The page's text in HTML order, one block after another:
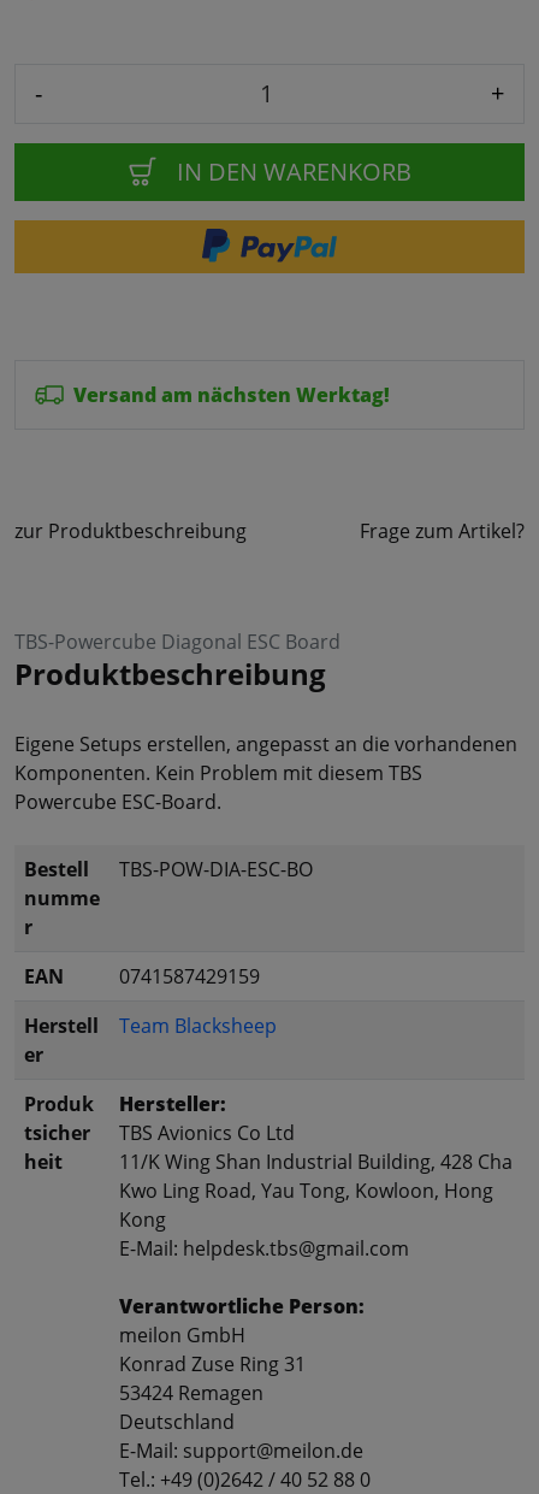
- +
IN DEN WARENKORB
Versand am nächsten Werktag!
zur Produktbeschreibung Frage zum Artikel?
TBS-Powercube Diagonal ESC Board
Produktbeschreibung
Eigene Setups erstellen, angepasst an die vorhandenen
Komponenten. Kein Problem mit diesem TBS
Powercube ESC-Board.
Bestell
numme
r
TBS-POW-DIA-ESC-BO
EAN
0741587429159
Herstell
er
Team Blacksheep
Produk
tsicher
heit
Hersteller:
TBS Avionics Co Ltd
11/K Wing Shan Industrial Building, 428 Cha
Kwo Ling Road, Yau Tong, Kowloon, Hong
Kong
E-Mail: helpdesk.tbs@gmail.com
Verantwortliche Person:
meilon GmbH
Konrad Zuse Ring 31
53424 Remagen
Deutschland
E-Mail: support@meilon.de
Tel.: +49 (0)2642 / 40 52 88 0